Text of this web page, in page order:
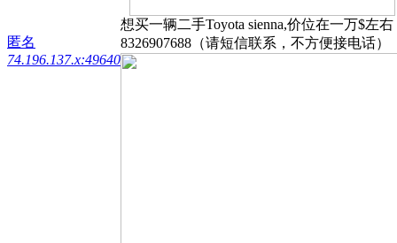
匿名
74.196.137.x:49640
想买一辆二手Toyota sienna,价位在一万$左
8326907688（请短信联系，不方便接电话）